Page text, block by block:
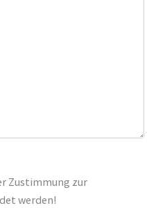
Zustimmung zur
werden!